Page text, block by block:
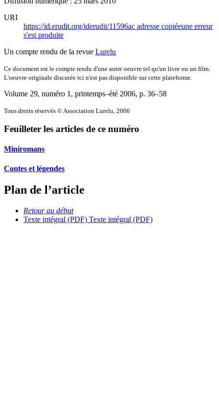
URI
https://id.erudit.org/iderudit/11596ac adresse copiéeune erreur
s'est produite
Un compte rendu de la revue Lurelu
Ce document est le compte rendu d'une autre oeuvre tel qu'un livre ou un film.
L'oeuvre originale discutée ici n'est pas disponible sur cette plateforme.
Volume 29, numéro 1, printemps–été 2006, p. 36–58
Tous droits réservés © Association Lurelu, 2006
Feuilleter les articles de ce numéro
Miniromans
Contes et légendes
Plan de l’article
Retour au début
Texte intégral (PDF) Texte intégral (PDF)